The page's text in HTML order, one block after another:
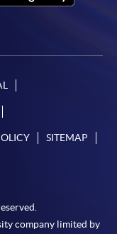
，請瀏覽網上
有關程序。
SITEMAP
company limited by